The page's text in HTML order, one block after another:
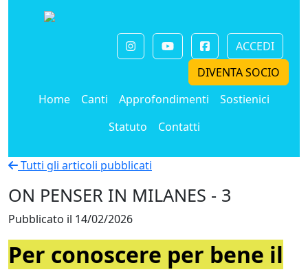
ACCEDI
DIVENTA SOCIO
Home
Canti Approfondimenti
Sostienici
Statuto
Contatti
Tutti gli articoli pubblicati
ON PENSER IN MILANES - 3
Pubblicato il 14/02/2026
Per conoscere per bene il